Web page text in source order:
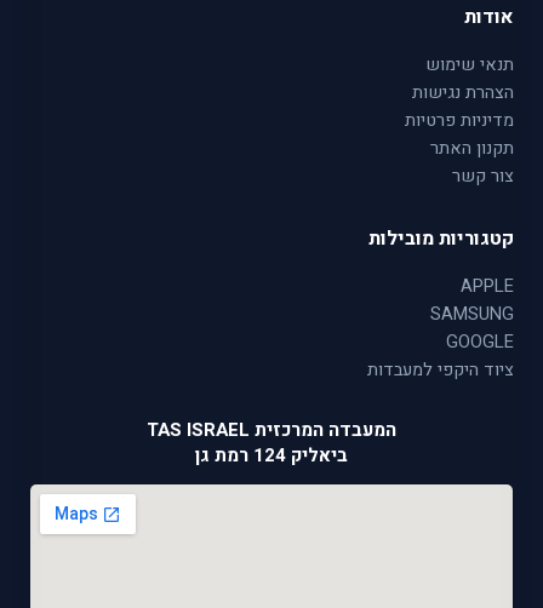
אודות
תנאי שימוש
הצהרת נגישות
מדיניות פרטיות
תקנון האתר
צור קשר
קטגוריות מובילות
APPLE
SAMSUNG
GOOGLE
ציוד היקפי למעבדות
המעבדה המרכזית TAS ISRAEL
ביאליק 124 רמת גן